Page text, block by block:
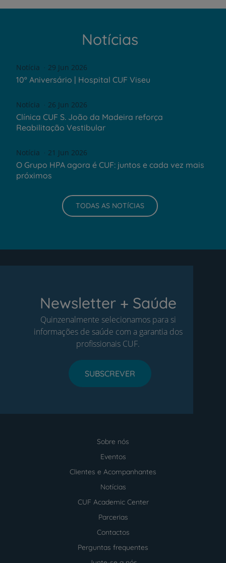
Notícias
Notícia 29 Jun 2026
10º Aniversário | Hospital CUF Viseu
Notícia 26 Jun 2026
Clínica CUF S. João da Madeira reforça
Reabilitação Vestibular
Notícia 21 Jun 2026
O Grupo HPA agora é CUF: juntos e cada vez mais
próximos
TODAS AS NOTÍCIAS
Newsletter + Saúde
Quinzenalmente selecionamos para si
informações de saúde com a garantia dos
profissionais CUF.
SUBSCREVER
Sobre nós
Eventos
Clientes e Acompanhantes
Notícias
CUF Academic Center
Parcerias
Contactos
Perguntas frequentes